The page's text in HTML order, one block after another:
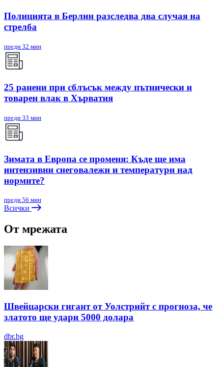
Полицията в Берлин разследва два случая на
стрелба
преди 32 мин
25 ранени при сблъсък между пътнически и
товарен влак в Хърватия
преди 33 мин
Зимата в Европа се променя: Къде ще има
интензивни снеговалежи и температури над
нормите?
преди 56 мин
Всички
От мрежата
Швейцарски гигант от Уолстрийт с прогноза, че
златото ще удари 5000 долара
dbr.bg